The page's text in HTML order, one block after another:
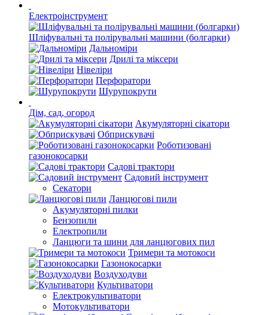
Електроінструмент
Шліфувальні та полірувальні машини (болгарки)
Дальноміри
Дрилі та міксери
Нівеліри
Перфоратори
Шурупокрути
Дім, сад, огород
Акумуляторні сікатори
Обприскувачі
Роботизовані
газонокосарки
Садові трактори
Садовий інструмент
Секатори
Ланцюгові пили
Акумуляторні пилки
Бензопили
Електропили
Ланцюги та шини для ланцюгових пил
Тримери та мотокоси
Газонокосарки
Воздуходуви
Культиватори
Електрокультиватори
Мотокультиватори